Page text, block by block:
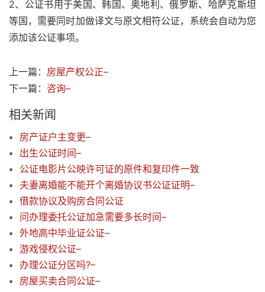
2、公证书用于美国、韩国、奥地利、俄罗斯、哈萨克斯坦
等国，需要同时加做译文与原文相符公证，系统会自动为您
添加该公证事项。
上一篇： 房屋产权公正–
下一篇： 咨询–
相关新闻
房产证户主变更–
出生公证时间–
公证电影片公映许可证的原件和复印件一致
夫妻离婚能不能开个离婚协议书公证证明–
借款协议及购房合同公证
问办理委托公证加急需要多长时间–
外地高中毕业证公证–
游戏侵权公证–
办理公证分区吗?–
房屋买卖合同公证–